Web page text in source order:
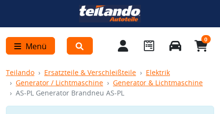
Menü
0
Teilando Ersatzteile & Verschleißteile
Elektrik
Generator / Lichtmaschine
Generator & Lichtmaschine
AS-PL Generator Brandneu AS-PL